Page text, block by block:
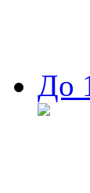
До